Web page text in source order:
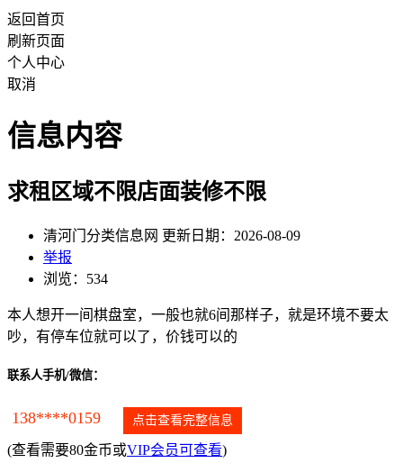
返回首页
刷新页面
个人中心
取消
信息内容
求租区域不限店面装修不限
清河门分类信息网 更新日期：2026-08-09
举报
浏览：534
本人想开一间棋盘室，一般也就6间那样子，就是环境不要太
吵，有停车位就可以了，价钱可以的
联系人手机/微信：
138****0159 点击查看完整信息
(查看需要80金币或VIP会员可查看)